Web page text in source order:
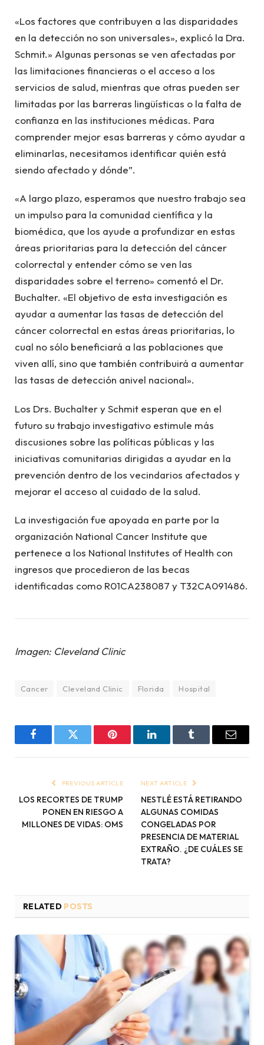
«Los factores que contribuyen a las disparidades
en la detección no son universales», explicó la Dra.
Schmit.» Algunas personas se ven afectadas por
las limitaciones financieras o el acceso a los
servicios de salud, mientras que otras pueden ser
limitadas por las barreras lingüísticas o la falta de
confianza en las instituciones médicas. Para
comprender mejor esas barreras y cómo ayudar a
eliminarlas, necesitamos identificar quién está
siendo afectado y dónde”.
«A largo plazo, esperamos que nuestro trabajo sea
un impulso para la comunidad científica y la
biomédica, que los ayude a profundizar en estas
áreas prioritarias para la detección del cáncer
colorrectal y entender cómo se ven las
disparidades sobre el terreno» comentó el Dr.
Buchalter. «El objetivo de esta investigación es
ayudar a aumentar las tasas de detección del
cáncer colorrectal en estas áreas prioritarias, lo
cual no sólo beneficiará a las poblaciones que
viven allí, sino que también contribuirá a aumentar
las tasas de detección anivel nacional».
Los Drs. Buchalter y Schmit esperan que en el
futuro su trabajo investigativo estimule más
discusiones sobre las políticas públicas y las
iniciativas comunitarias dirigidas a ayudar en la
prevención dentro de los vecindarios afectados y
mejorar el acceso al cuidado de la salud.
La investigación fue apoyada en parte por la
organización National Cancer Institute que
pertenece a los National Institutes of Health con
ingresos que procedieron de las becas
identificadas como R01CA238087 y T32CA091486.
Imagen: Cleveland Clinic
Cancer Cleveland Clinic Florida Hospital
FacebookTwitter Pinterest LinkedInTumblr Email
PREVIOUS ARTICLE
LOS RECORTES DE TRUMP
PONEN EN RIESGO A
MILLONES DE VIDAS: OMS
NEXT ARTICLE
NESTLÉ ESTÁ RETIRANDO
ALGUNAS COMIDAS
CONGELADAS POR
PRESENCIA DE MATERIAL
EXTRAÑO. ¿DE CUÁLES SE
TRATA?
RELATED POSTS